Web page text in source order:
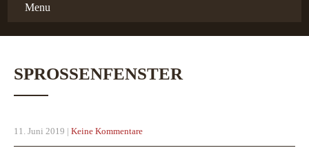
Menu
SPROSSENFENSTER
11. Juni 2019 | Keine Kommentare